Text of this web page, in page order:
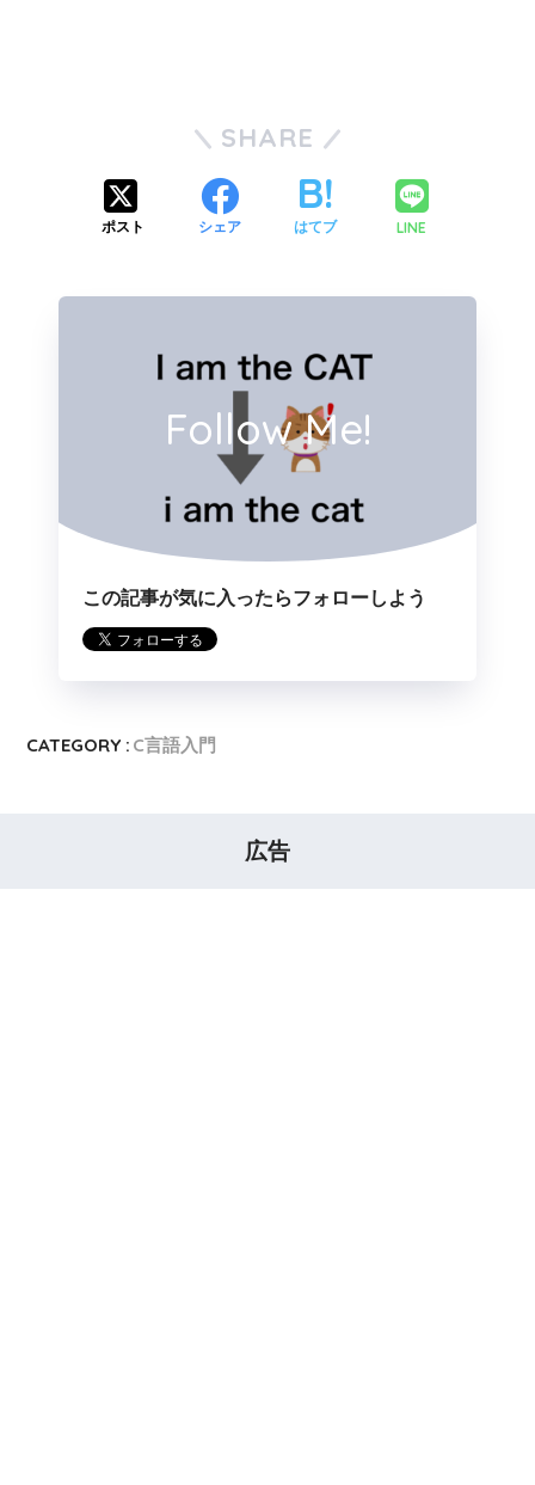
SHARE
ポスト シェア はてブ LINE
Follow Me!
この記事が気に入ったらフォローしよう
CATEGORY : C言語入門
広告